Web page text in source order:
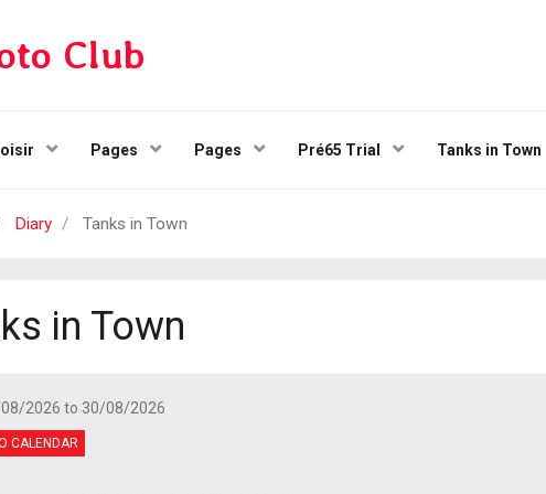
Club
Pages Pages Pré65 Trial Tanks in Town
Diary Tanks in Town
in Town
2026 to 30/08/2026
CALENDAR